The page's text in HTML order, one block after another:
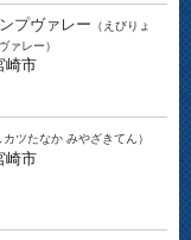
プヴァレー （えびりょ
ァレー）
崎市
カツたなか みやざきてん）
崎市